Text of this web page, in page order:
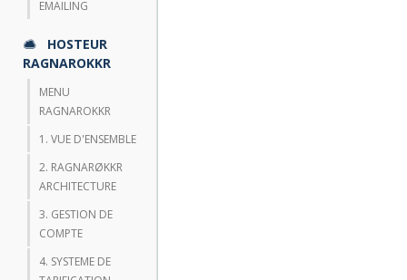
EMAILING
HOSTEUR
RAGNAROKKR
MENU
RAGNAROKKR
1. VUE D'ENSEMBLE
2. RAGNARØKKR
ARCHITECTURE
3. GESTION DE
COMPTE
4. SYSTEME DE